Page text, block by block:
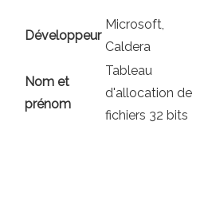
Développeur
Microsoft,
Caldera
Nom et
prénom
Tableau
d'allocation de
fichiers 32 bits